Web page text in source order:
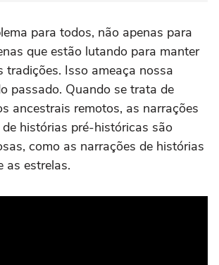
para todos, não apenas para
que estão lutando para manter
tradições. Isso ameaça nossa
passado. Quando se trata de
ancestrais remotos, as narrações
de histórias pré-históricas são
como as narrações de histórias
as estrelas.